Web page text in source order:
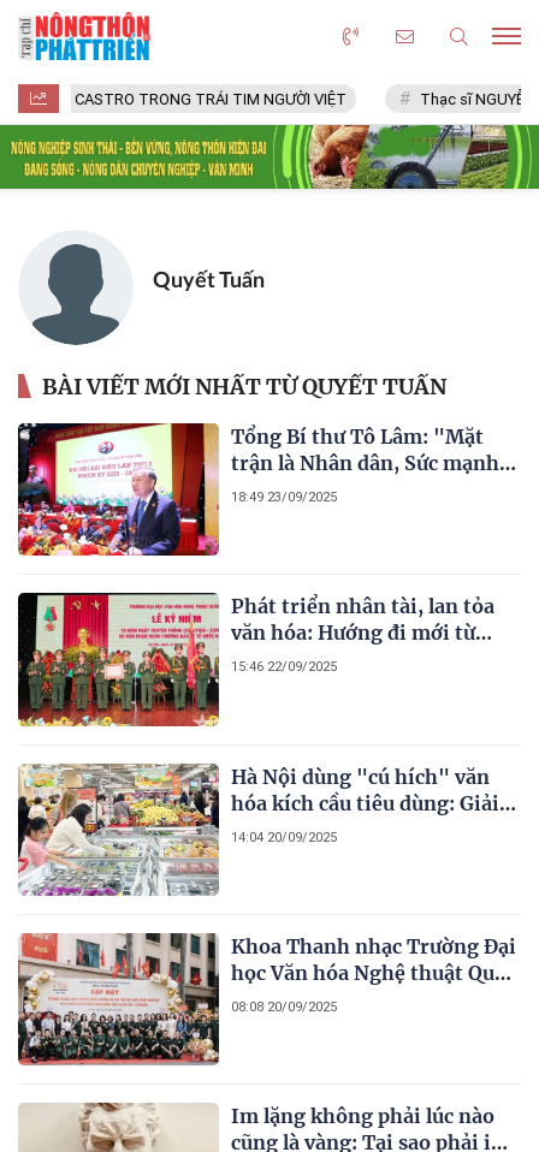
FIDEL CASTRO TRONG TRÁI TIM NGƯỜI VIỆT Thạc sĩ NGUYỄN
Quyết Tuấn
BÀI VIẾT MỚI NHẤT TỪ QUYẾT TUẤN
Tổng Bí thư Tô Lâm: "Mặt
trận là Nhân dân, Sức mạnh
Mặt trận là sức mạnh của
18:49 23/09/2025
Phát triển nhân tài, lan tỏa
văn hóa: Hướng đi mới từ
Trường Đại học Văn hóa Nghệ
15:46 22/09/2025
Hà Nội dùng "cú hích" văn
hóa kích cầu tiêu dùng: Giải
pháp cho mục tiêu tăng
14:04 20/09/2025
Khoa Thanh nhạc Trường Đại
học Văn hóa Nghệ thuật Quân
đội: 70 năm xây dựng và
08:08 20/09/2025
Im lặng không phải lúc nào
cũng là vàng: Tại sao phải im